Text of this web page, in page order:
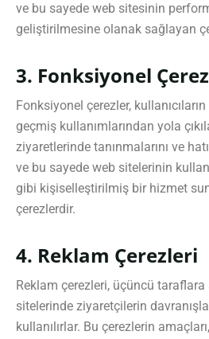
ve bu sayede web sitesinin
geliştirilmesine olanak sağlayan
3. Fonksiyonel
Fonksiyonel çerezler,
geçmiş kullanımlarından yola
ziyaretlerinde tanınmalarını ve
ve bu sayede web sitelerinin
gibi kişiselleştirilmiş bir hizmet
çerezlerdir.
4. Reklam Çerezleri
Reklam çerezleri, üçüncü
sitelerinde ziyaretçilerin
kullanılırlar. Bu çerezlerin